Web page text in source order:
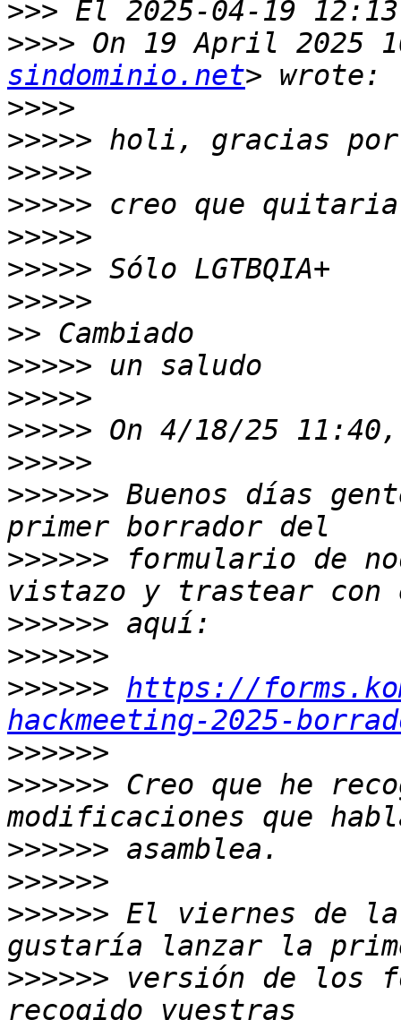
>>>
>>>> On 19 April 2025
sindominio.net
>>>>
>>>>>
>>>>>
>>>>>
>>>>>
>>>>>
>>>>>
>>
>>>>>
>>>>>
>>>>>
>>>>>
>>>>>> Buenos días
>>>>>> formulario de
>>>>>>
>>>>>>
>>>>>> https://
hackmeeting-2025-
>>>>>>
>>>>>> Creo que he
>>>>>>
>>>>>>
>>>>>> El viernes de la
>>>>>> versión de los